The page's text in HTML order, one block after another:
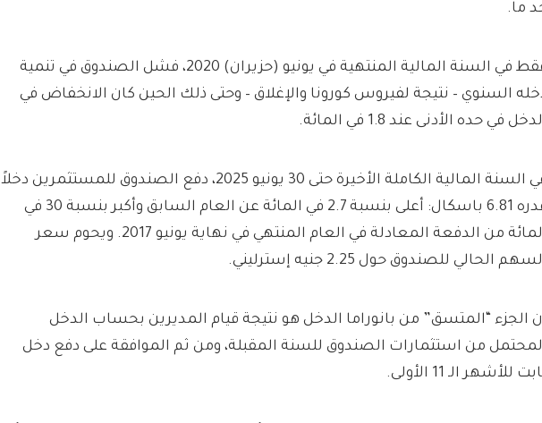
ما.
فقط في السنة المالية المنتهية في يونيو (حزيران) 2020، فشل الصندوق في تنمية
السنوي – نتيجة لفيروس كورونا والإغلاق – وحتى ذلك الحين كان الانخفاض في
في حده الأدنى عند 1.8 في المائة.
في السنة المالية الكاملة الأخيرة حتى 30 يونيو 2025، دفع الصندوق للمستثمرين دخلاً
قدره 6.81 باسكال: أعلى بنسبة 2.7 في المائة عن العام السابق وأكبر بنسبة 30 في
المائة من الدفعة المعادلة في العام المنتهي في نهاية يونيو 2017. ويحوم سعر
الحالي للصندوق حول 2.25 جنيه إسترليني.
الجزء “المتسق” من بانوراما الدخل هو نتيجة قيام المديرين بحساب الدخل
من استثمارات الصندوق للسنة المقبلة، ومن ثم الموافقة على دفع دخل
للأشهر الـ 11 الأولى.